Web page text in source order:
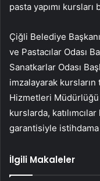
pasta yapımı kursları
Çiğli Belediye
ve Pastacılar Odası
Sanatkarlar Odası
imzalayarak kursların
Hizmetleri Müdürlüğü
kurslarda,
garantisiyle istihdama
İlgili Makaleler